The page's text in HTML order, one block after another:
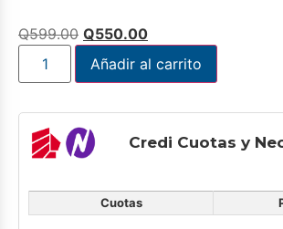
Q599.00 Q550.00
Añadir al carrito
Credi Cuotas y
Cuotas